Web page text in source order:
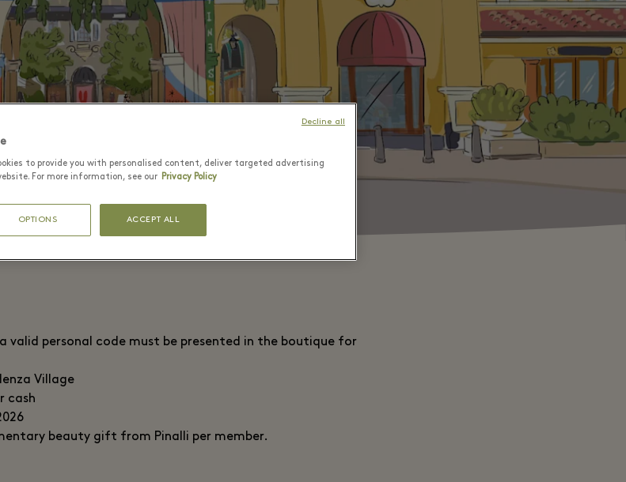
valid personal code must be presented in the boutique for
Village
cash
beauty gift from Pinalli per member.
to provide you with personalised content, deliver targeted advertising
For more information, see our Privacy Policy
OPTIONS ACCEPT ALL
Decline all